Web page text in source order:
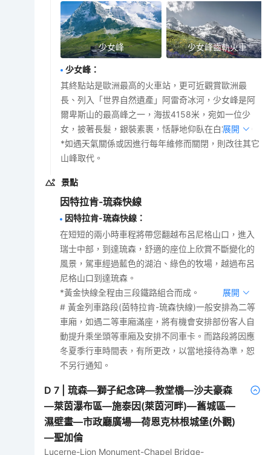
少女峰 少女峰齒軌火車
少女峰 ：
其終點站是歐洲最高的火車站，更可近觀賞歐洲最
長、列入「世界自然遺產」阿雷奇冰河，少女峰是阿
爾卑斯山的最高峰之一，海拔4158米，宛如一位少
女，披著長髮，銀裝素裹，恬靜地仰臥在白雲之間。
展開
*如遇天氣關係或因進行每年維修而關閉，則改往其它
山峰取代。
景點
因特拉肯-琉森快線
因特拉肯-琉森快線 ：
在短短的兩小時車程將帶您翻越布呂尼格山口，進入
瑞士中部，到達琉森，舒適的座位上欣賞不斷變化的
風景，駕車經過藍色的湖泊、綠色的牧場，越過布呂
尼格山口到達琉森。
*黃金快線全程由三段鐵路組合而成。
展開
# 黃金列車路段(茵特拉肯-琉森快線)一般安排為二等
車廂，如遇二等車廂滿座，將有機會安排部份客人自
動提升乘坐頭等車廂及安排不同車卡。而路段將因應
冬夏季行車時間表，有所更改，以當地接待為準，恕
不另行通知。
D7 |琉森—獅子紀念碑—教堂橋—沙夫豪森
—萊茵瀑布區—施泰因(萊茵河畔)—舊城區—
濕壁畫—市政廳廣場—荷恩克林根城堡(外觀)
—聖加倫
Lucerne-Lion Monument-Chapel Bridge-